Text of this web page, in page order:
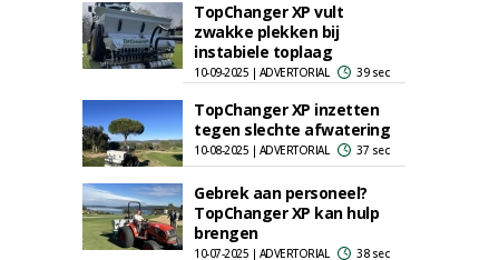
TopChanger XP vult
zwakke plekken bij
instabiele toplaag
10-09-2025 | ADVERTORIAL 39 sec
TopChanger XP inzetten
tegen slechte afwatering
10-08-2025 | ADVERTORIAL 37 sec
Gebrek aan personeel?
TopChanger XP kan hulp
brengen
10-07-2025 | ADVERTORIAL 38 sec